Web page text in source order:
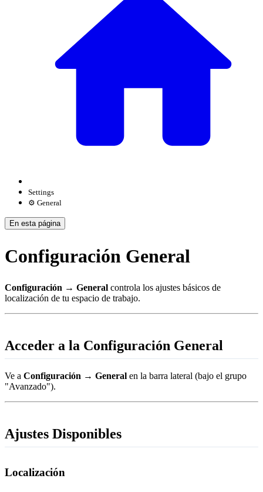
Settings
⚙️ General
En esta página
Configuración General
Configuración → General controla los ajustes básicos de
localización de tu espacio de trabajo.
Acceder a la Configuración General
Ve a Configuración → General en la barra lateral (bajo el grupo
"Avanzado").
Ajustes Disponibles
Localización